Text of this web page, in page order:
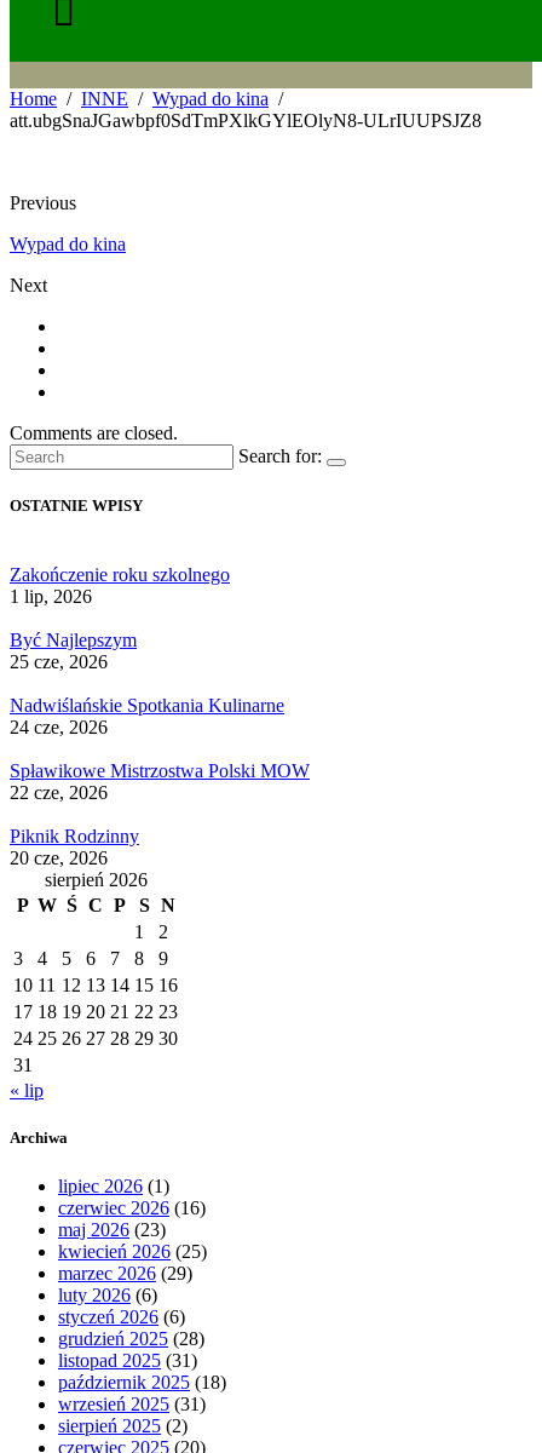
Home INNE
Wypad do kina
att.ubgSnaJGawbpf0SdTmPXlkGYlEOlyN8-ULrIUUPSJZ8
Previous
Wypad do kina
Next
Comments are closed.
Search for:
OSTATNIE WPISY
Zakończenie roku szkolnego
1 lip, 2026
Być Najlepszym
25 cze, 2026
Nadwiślańskie Spotkania Kulinarne
24 cze, 2026
Spławikowe Mistrzostwa Polski MOW
22 cze, 2026
Piknik Rodzinny
20 cze, 2026
sierpień 2026
P W Ś C P S N
1
2
3
4 5 6 7 8
9
10 11 12 13 14 15 16
17 18 19 20 21 22 23
24 25 26 27 28 29 30
31
« lip
Archiwa
lipiec 2026 (1)
czerwiec 2026 (16)
maj 2026 (23)
kwiecień 2026 (25)
marzec 2026 (29)
luty 2026 (6)
styczeń 2026 (6)
grudzień 2025 (28)
listopad 2025 (31)
październik 2025 (18)
wrzesień 2025 (31)
sierpień 2025 (2)
czerwiec 2025 (20)